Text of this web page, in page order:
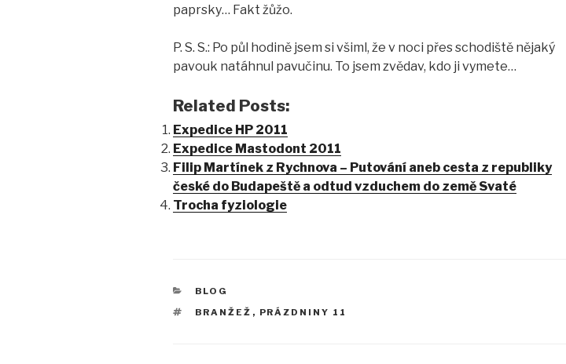
paprsky… Fakt žůžo.
P. S. S.: Po půl hodině jsem si všiml, že v noci přes schodiště nějaký
pavouk natáhnul pavučinu. To jsem zvědav, kdo ji vymete…
Related Posts:
Expedice HP 2011
Expedice Mastodont 2011
Filip Martínek z Rychnova – Putování aneb cesta z republiky
české do Budapeště a odtud vzduchem do země Svaté
Trocha fyziologie
RUBRIKY
BLOG
ŠTÍTKY
BRANŽEŽ , PRÁZDNINY 11